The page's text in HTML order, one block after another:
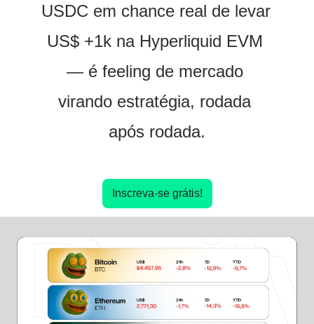
USDC em chance real de levar
US$ +1k na Hyperliquid EVM
— é feeling de mercado
virando estratégia, rodada
após rodada.
Inscreva-se grátis!